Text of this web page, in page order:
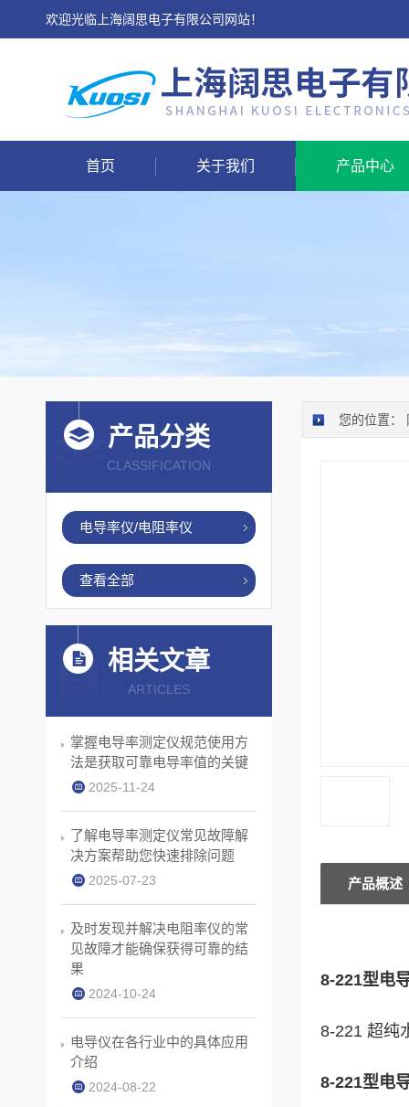
欢迎光临上海阔思电子有限公司网站！
首页 关于我们 产品中心
您的位置：
产品概述
8-221型电
8-221 超纯
8-221型电
产品分类
CLASSIFICATION
电导率仪/电阻率仪
查看全部
相关文章
ARTICLES
掌握电导率测定仪规范使用方
法是获取可靠电导率值的关键
2025-11-24
了解电导率测定仪常见故障解
决方案帮助您快速排除问题
2025-07-23
及时发现并解决电阻率仪的常
见故障才能确保获得可靠的结
果
2024-10-24
电导仪在各行业中的具体应用
介绍
2024-08-22